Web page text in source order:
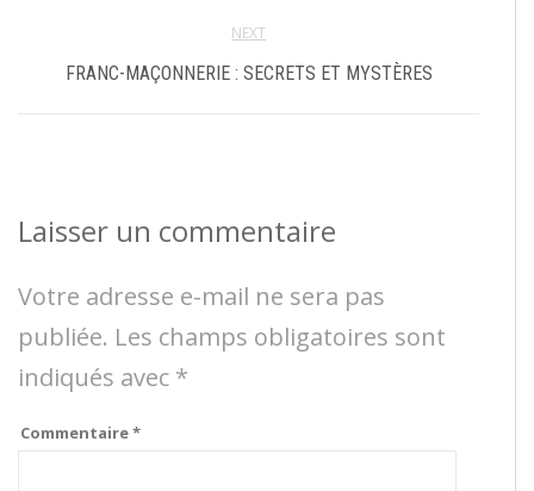
NEXT
FRANC-MAÇONNERIE : SECRETS ET MYSTÈRES
Laisser un commentaire
Votre adresse e-mail ne sera pas
publiée. Les champs obligatoires sont
indiqués avec *
Commentaire*